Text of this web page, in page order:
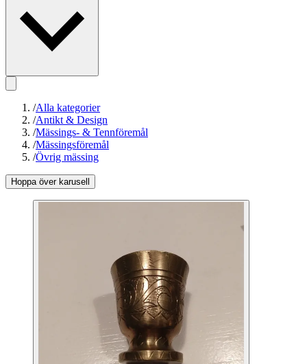
/Alla kategorier
/Antikt & Design
/Mässings- & Tennföremål
/Mässingsföremål
/Övrig mässing
Hoppa över karusell